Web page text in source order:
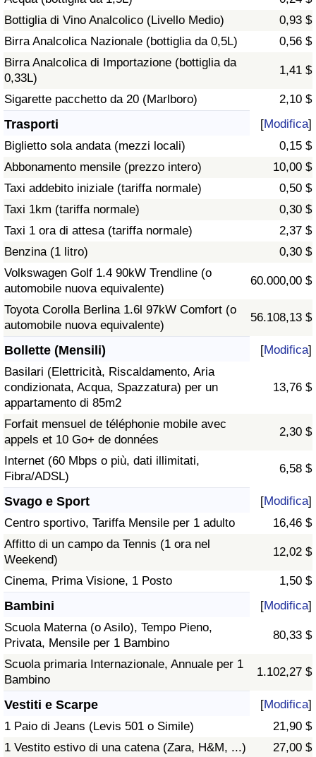
Bottiglia di Vino Analcolico (Livello Medio)
0,93 $
Birra Analcolica Nazionale (bottiglia da 0,5L)
0,56 $
Birra Analcolica di Importazione (bottiglia da
0,33L)
1,41 $
Sigarette pacchetto da 20 (Marlboro) 2,10 $
Trasporti [Modifica]
Biglietto sola andata (mezzi locali)
0,15 $
Abbonamento mensile (prezzo intero)
10,00 $
Taxi addebito iniziale (tariffa normale)
0,50 $
Taxi 1km (tariffa normale)
0,30 $
Taxi 1 ora di attesa (tariffa normale)
2,37 $
Benzina (1 litro)
0,30 $
Volkswagen Golf 1.4 90kW Trendline (o
automobile nuova equivalente)
60.000,00 $
Toyota Corolla Berlina 1.6l 97kW Comfort (o
automobile nuova equivalente)
56.108,13 $
Bollette (Mensili) [Modifica]
Basilari (Elettricità, Riscaldamento, Aria
condizionata, Acqua, Spazzatura) per un
appartamento di 85m2
13,76 $
Forfait mensuel de téléphonie mobile avec
appels et 10 Go+ de données
2,30 $
Internet (60 Mbps o più, dati illimitati,
Fibra/ADSL)
6,58 $
Svago e Sport [Modifica]
Centro sportivo, Tariffa Mensile per 1 adulto
16,46 $
Affitto di un campo da Tennis (1 ora nel
Weekend)
12,02 $
Cinema, Prima Visione, 1 Posto 1,50 $
Bambini [Modifica]
Scuola Materna (o Asilo), Tempo Pieno,
Privata, Mensile per 1 Bambino
80,33 $
Scuola primaria Internazionale, Annuale per 1
Bambino
1.102,27 $
Vestiti e Scarpe [Modifica]
1 Paio di Jeans (Levis 501 o Simile)
21,90 $
1 Vestito estivo di una catena (Zara, H&M, ...)
27,00 $
Indice del Traffico
Indice del traffico (Corrente)
Indice del traffico per Nazione